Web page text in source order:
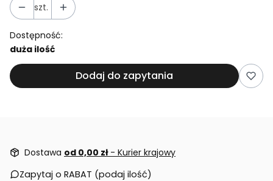
szt.
Dostępność:
duża ilość
Dodaj do zapytania
Dostawa od 0,00 zł - Kurier krajowy
Zapytaj o RABAT (podaj ilość)